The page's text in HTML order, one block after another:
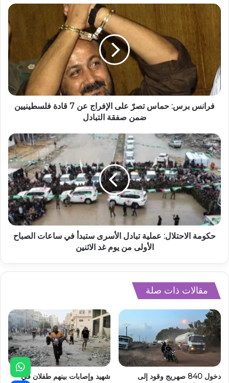
فرانس برس: حماس تصرّ على الإفراج عن 7 قادة فلسطينيين
ضمن صفقة التبادل
حكومة الاحتلال: عملية تبادل الأسرى ستبدأ في ساعات الصباح
الأولى من يوم غد الاثنين
مقالات ذات صلة
دخول 840 صهريج وقود إلى
شهيد وإصابات بينهم طفلان في